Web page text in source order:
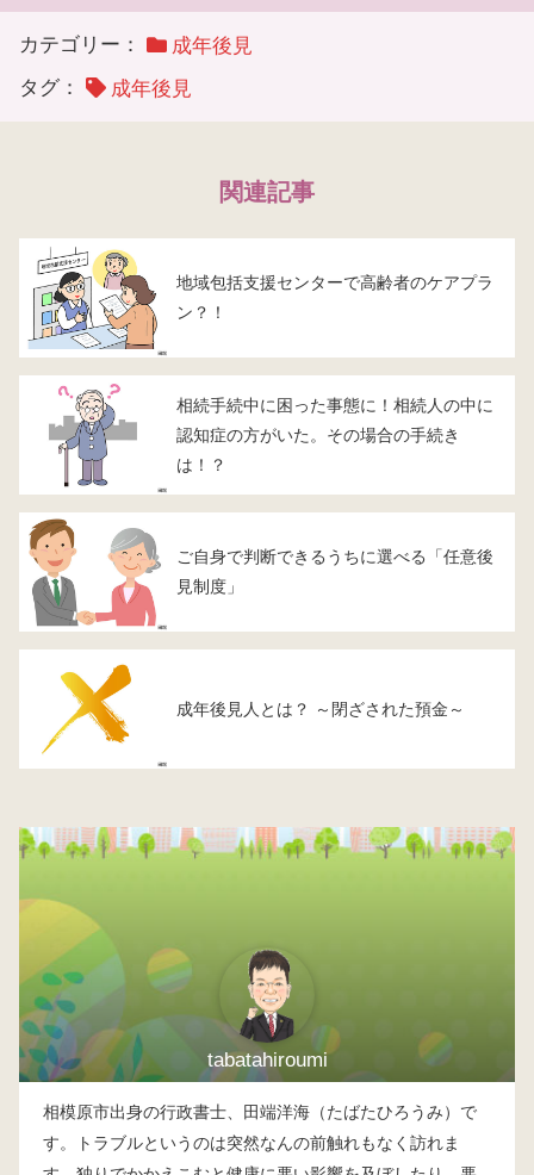
カテゴリー：
成年後見
タグ：
成年後見
関連記事
地域包括支援センターで高齢者のケアプラ
ン？！
相続手続中に困った事態に！相続人の中に
認知症の方がいた。その場合の手続き
は！？
ご自身で判断できるうちに選べる「任意後
見制度」
成年後見人とは？ ～閉ざされた預金～
tabatahiroumi
相模原市出身の行政書士、田端洋海（たばたひろうみ）で
す。トラブルというのは突然なんの前触れもなく訪れま